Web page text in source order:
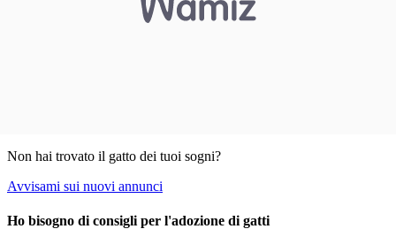
Non hai trovato il gatto dei tuoi sogni?
Avvisami sui nuovi annunci
Ho bisogno di consigli per l'adozione di gatti